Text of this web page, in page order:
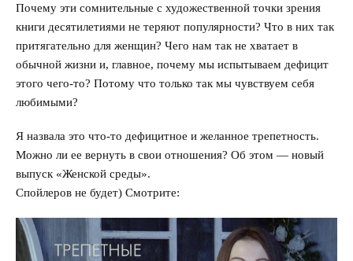
Почему эти сомнительные с художественной точки зрения
книги десятилетиями не теряют популярности? Что в них так
притягательно для женщин? Чего нам так не хватает в
обычной жизни и, главное, почему мы испытываем дефицит
этого чего-то? Потому что только так мы чувствуем себя
любимыми?
Я назвала это что-то дефицитное и желанное трепетность.
Можно ли ее вернуть в свои отношения? Об этом — новый
выпуск «Женской среды».
Спойлеров не будет) Смотрите:
Сделать семью дружной
Воспитать детей счастливыми
Братья и сестры
Саморазвитие
Деньги
Насилие в семье